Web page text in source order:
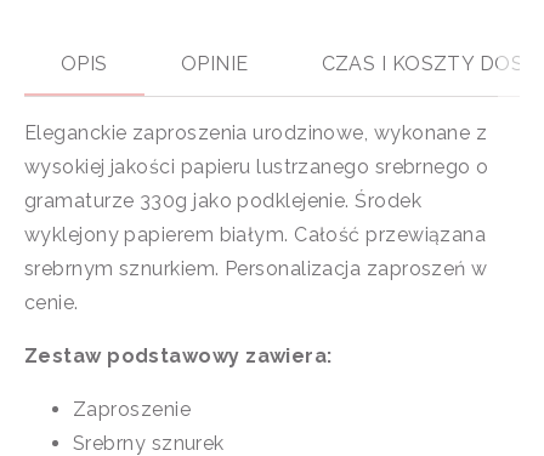
OPIS OPINIE CZAS I KOSZTY
Eleganckie zaproszenia urodzinowe, wykonane z
wysokiej jakości papieru lustrzanego srebrnego o
gramaturze 330g jako podklejenie. Środek
wyklejony papierem białym. Całość przewiązana
srebrnym sznurkiem. Personalizacja zaproszeń w
cenie.
Zestaw podstawowy zawiera:
Zaproszenie
Srebrny sznurek